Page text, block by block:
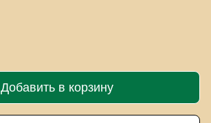
Добавить в корзину